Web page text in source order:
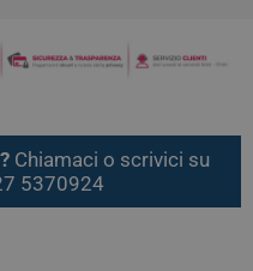
Chiamaci o scrivici su
5370924